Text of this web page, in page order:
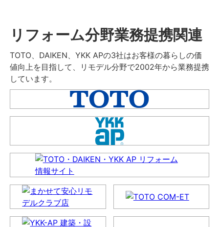
リフォーム分野業務提携関連
TOTO、DAIKEN、YKK APの3社はお客様の暮らしの価
値向上を目指して、リモデル分野で2002年から業務提携
しています。